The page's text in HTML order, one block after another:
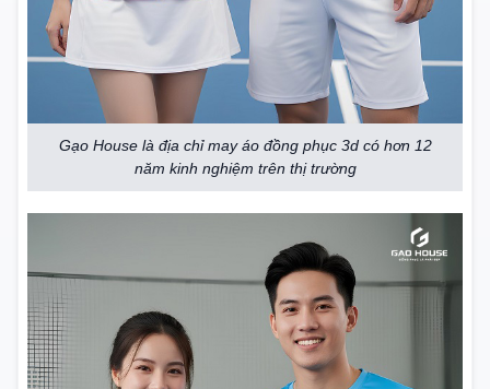
Gạo House là địa chỉ may áo đồng phục 3d có hơn 12
năm kinh nghiệm trên thị trường